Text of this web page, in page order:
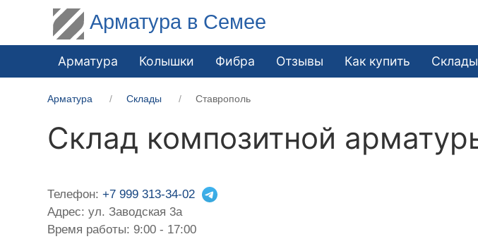
Арматура в Семее
Арматура Колышки Фибра Отзывы Как купить Склады
Арматура Склады Ставрополь
Склад композитной
Телефон:+7 999 313-34-02
Адрес: ул. Заводская 3а
Время работы: 9:00 - 17:00